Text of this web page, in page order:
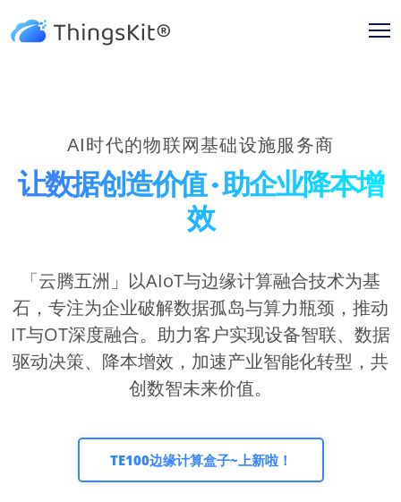
AI时代的物联网基础设施服务商
让数据创造价值 · 助企业降本增
效
「云腾五洲」以AIoT与边缘计算融合技术为基
石，专注为企业破解数据孤岛与算力瓶颈，推动
IT与OT深度融合。助力客户实现设备智联、数据
驱动决策、降本增效，加速产业智能化转型，共
创数智未来价值。
TE100边缘计算盒子~上新啦！